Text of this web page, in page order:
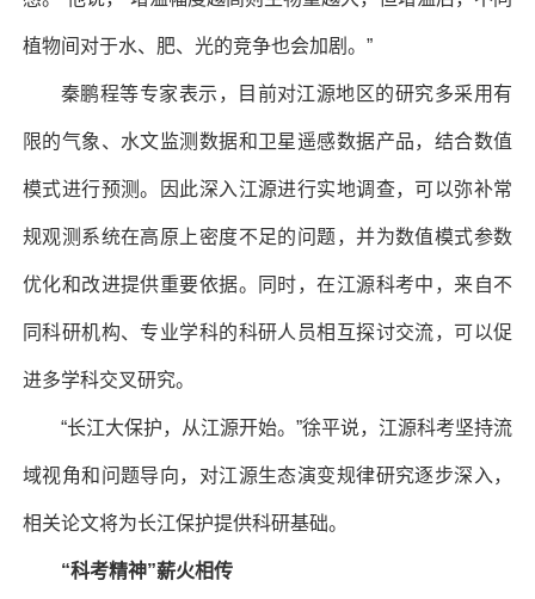
植物间对于水、肥、光的竞争也会加剧。”
秦鹏程等专家表示，目前对江源地区的研究多采用有
限的气象、水文监测数据和卫星遥感数据产品，结合数值
模式进行预测。因此深入江源进行实地调查，可以弥补常
规观测系统在高原上密度不足的问题，并为数值模式参数
优化和改进提供重要依据。同时，在江源科考中，来自不
同科研机构、专业学科的科研人员相互探讨交流，可以促
进多学科交叉研究。
“长江大保护，从江源开始。”徐平说，江源科考坚持流
域视角和问题导向，对江源生态演变规律研究逐步深入，
相关论文将为长江保护提供科研基础。
“科考精神”薪火相传